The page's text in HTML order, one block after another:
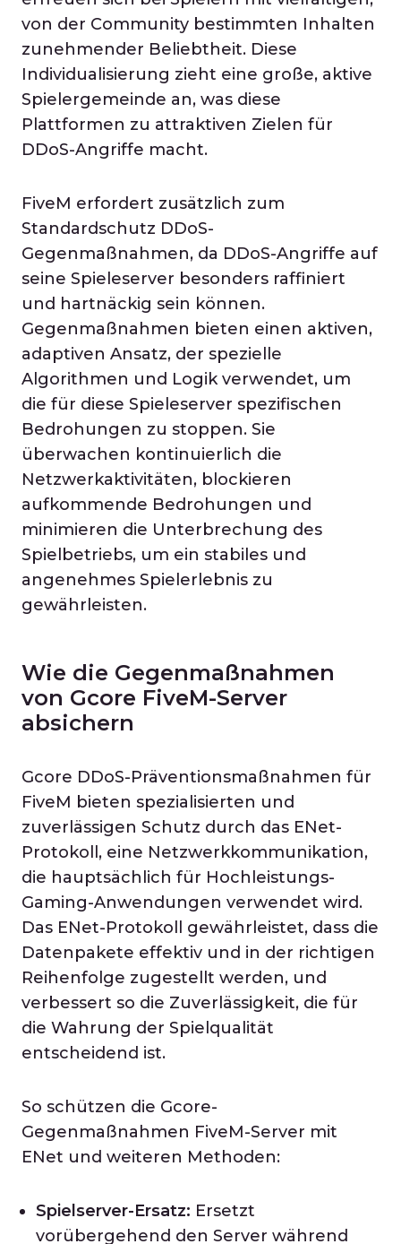
von der Community bestimmten Inhalten
zunehmender Beliebtheit. Diese
Individualisierung zieht eine große, aktive
Spielergemeinde an, was diese
Plattformen zu attraktiven Zielen für
DDoS-Angriffe macht.
FiveM erfordert zusätzlich zum
Standardschutz DDoS-
Gegenmaßnahmen, da DDoS-Angriffe auf
seine Spieleserver besonders raffiniert
und hartnäckig sein können.
Gegenmaßnahmen bieten einen aktiven,
adaptiven Ansatz, der spezielle
Algorithmen und Logik verwendet, um
die für diese Spieleserver spezifischen
Bedrohungen zu stoppen. Sie
überwachen kontinuierlich die
Netzwerkaktivitäten, blockieren
aufkommende Bedrohungen und
minimieren die Unterbrechung des
Spielbetriebs, um ein stabiles und
angenehmes Spielerlebnis zu
gewährleisten.
Wie die Gegenmaßnahmen
von Gcore FiveM-Server
absichern
Gcore DDoS-Präventionsmaßnahmen für
FiveM bieten spezialisierten und
zuverlässigen Schutz durch das ENet-
Protokoll, eine Netzwerkkommunikation,
die hauptsächlich für Hochleistungs-
Gaming-Anwendungen verwendet wird.
Das ENet-Protokoll gewährleistet, dass die
Datenpakete effektiv und in der richtigen
Reihenfolge zugestellt werden, und
verbessert so die Zuverlässigkeit, die für
die Wahrung der Spielqualität
entscheidend ist.
So schützen die Gcore-
Gegenmaßnahmen FiveM-Server mit
ENet und weiteren Methoden:
Spielserver-Ersatz: Ersetzt
vorübergehend den Server während